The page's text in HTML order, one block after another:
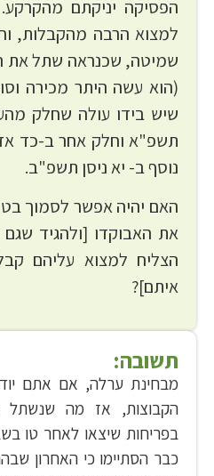
הפסיקה יניקתם
למצוא הרבה מהקבלות,
שמיטה, שכנראה שתל את
(הוא עשה היתר מכירה
שיש בידו עולה שחלק
תשפ"א וחלק אחר ב-כד
נוסף ב- יא ניסן תשפ"ב.
האם יהיה אפשר לסמוך
את האבוקדו [ולהגיד
הצליח למצוא עליהם
איתם]?
תשובה:
מבחינת ערלה, אם אתם
הקבוצות, אז מה
בפריחות שיצאו לאחר טו
כבר הסתיימו כי האחרון